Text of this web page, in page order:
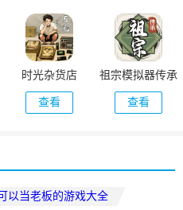
时光杂货店
查看
祖宗模拟器传承
查看
以当老板的游戏大全